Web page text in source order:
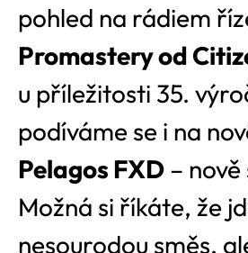
pohled na rádiem
Promastery od
u příležitosti 35.
podíváme se i na
Pelagos FXD – nově
Možná si říkáte, že
nesourodou směs,